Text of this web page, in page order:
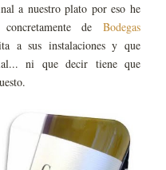
a nuestro plato por eso he
deBodegas
a sus instalaciones y que
ni que decir tiene que